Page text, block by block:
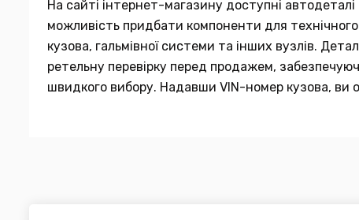
На сайті інтернет-магазину доступні
можливість придбати компоненти для
кузова, гальмівної системи та інших вузлів.
ретельну перевірку перед продажем,
швидкого вибору. Надавши VIN-номер кузова, ви